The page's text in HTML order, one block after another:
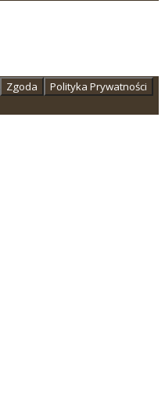
Zgoda Polityka Prywatności